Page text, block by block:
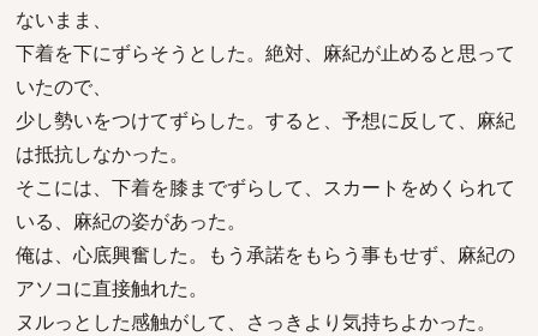
ないまま、
下着を下にずらそうとした。絶対、麻紀が止めると思って
いたので、
少し勢いをつけてずらした。すると、予想に反して、麻紀
は抵抗しなかった。
そこには、下着を膝までずらして、スカートをめくられて
いる、麻紀の姿があった。
俺は、心底興奮した。もう承諾をもらう事もせず、麻紀の
アソコに直接触れた。
ヌルっとした感触がして、さっきより気持ちよかった。